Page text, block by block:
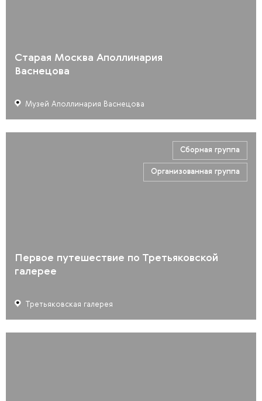
Старая Москва Аполлинария
Васнецова
Музей Аполлинария Васнецова
Сборная группа
Организованная группа
Первое путешествие по Третьяковской
галерее
Третьяковская галерея